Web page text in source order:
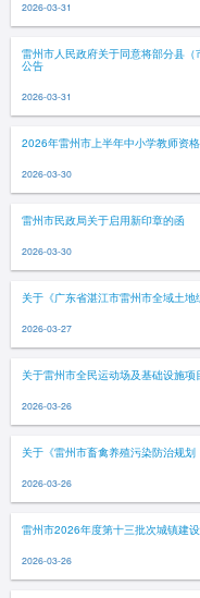
2026-03-31
雷州市人民政府关于同意将部分县
公告
2026-03-31
2026年雷州市上半年中小学教师资
2026-03-30
雷州市民政局关于启用新印章的函
2026-03-30
关于《广东省湛江市雷州市全域土
2026-03-27
关于雷州市全民运动场及基础设施
2026-03-26
关于《雷州市畜禽养殖污染防治规
2026-03-26
雷州市2026年度第十三批次城镇建
2026-03-26